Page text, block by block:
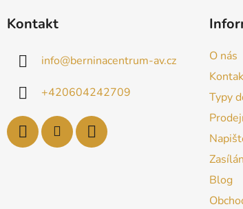
Kontakt
info@berninacentrum-av.cz
+420604242709
O nás
Typy
Blog